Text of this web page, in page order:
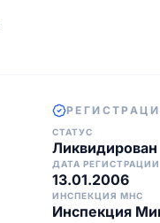
СТАТУС
Ликвидирован
ДАТА РЕГИСТРАЦИИ
13.01.2006
ИНСПЕКЦИЯ МНС
Инспекция